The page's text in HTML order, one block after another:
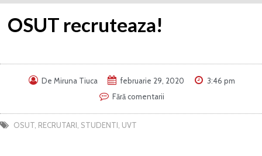
OSUT recruteaza!
De Miruna Tiuca februarie 29, 2020
3:46 pm
Fără comentarii
OSUT RECRUTARI STUDENTI UVT